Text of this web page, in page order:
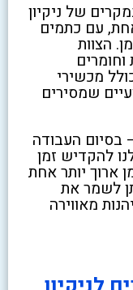
של ניקיון
עם כתמים
הצוות
מכשירי
שמסירים
בסיום העבודה
להקדיש זמן
ארוך יותר אחת
לשמר את
מאווירה